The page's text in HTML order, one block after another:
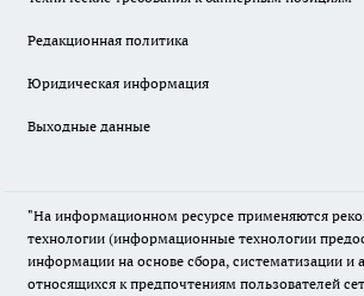
Редакционная политика
Юридическая информация
Выходные данные
"На информационном ресурсе применяются
технологии (информационные технологии
информации на основе сбора, систематизации и
относящихся к предпочтениям пользователей